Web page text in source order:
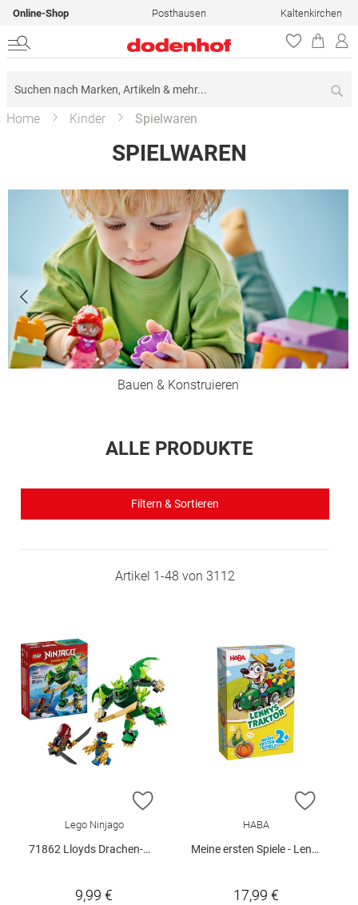
Online-Shop Posthausen Kaltenkirchen
Home Kinder Spielwaren
SPIELWAREN
Bauen & Konstruieren
ALLE PRODUKTE
Filtern & Sortieren
Artikel 1 -48 von 3112
ZUR WUNSCHLISTE HINZUFÜGEN
Lego Ninjago
71862 Lloyds Drachen-Mech Battle Set V29
9,99 €
ZUR
HABA
Meine ersten Spiele - Lennys Traktor
17,99 €